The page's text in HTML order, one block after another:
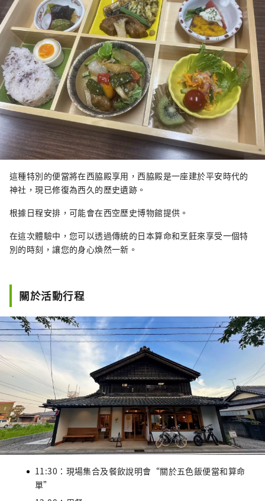
這種特別的便當將在西脇殿享用，西脇殿是一座建於平安時代的
神社，現已修復為西久的歷史遺跡。
根據日程安排，可能會在西空歷史博物館提供。
在這次體驗中，您可以透過傳統的日本算命和烹飪來享受一個特
別的時刻，讓您的身心煥然一新。
關於活動行程
11:30：現場集合及餐飲說明會“關於五色飯便當和算命
單”